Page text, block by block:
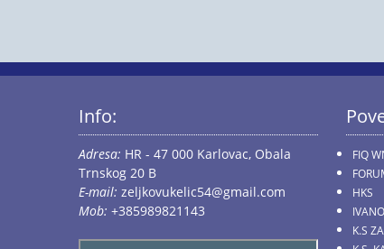
Info:
Adresa: HR - 47 000 Karlovac, Obala
Trnskog 20 B
E-mail: zeljkovukelic54@gmail.com
Mob: +385989821143
FIQ
HKS
K.S